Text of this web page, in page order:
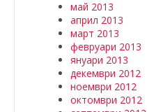
май 2013
април 2013
март 2013
февруари 2013
януари 2013
декември 2012
ноември 2012
октомври 2012